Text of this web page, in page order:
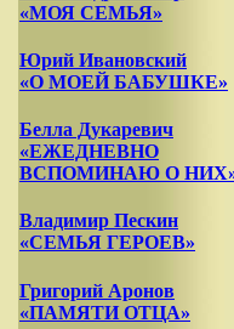
«МОЯ СЕМЬЯ»
Юрий Ивановский
«О МОЕЙ БАБУШКЕ»
Белла Дукаревич
«ЕЖЕДНЕВНО
ВСПОМИНАЮ О
Владимир Пескин
«СЕМЬЯ ГЕРОЕВ»
Григорий Аронов
«ПАМЯТИ ОТЦА»